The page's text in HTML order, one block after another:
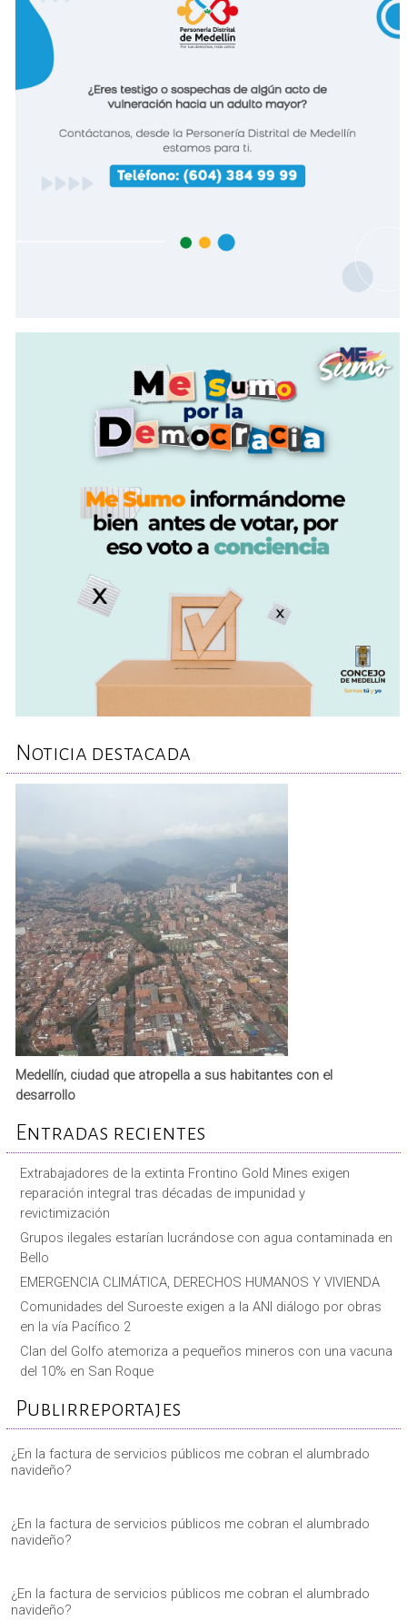
Noticia destacada
Medellín, ciudad que atropella a sus habitantes con el
desarrollo
Entradas recientes
Extrabajadores de la extinta Frontino Gold Mines exigen
reparación integral tras décadas de impunidad y
revictimización
Grupos ilegales estarían lucrándose con agua contaminada en
Bello
EMERGENCIA CLIMÁTICA, DERECHOS HUMANOS Y VIVIENDA
Comunidades del Suroeste exigen a la ANI diálogo por obras
en la vía Pacífico 2
Clan del Golfo atemoriza a pequeños mineros con una vacuna
del 10% en San Roque
Publirreportajes
¿En la factura de servicios públicos me cobran el alumbrado
navideño?
¿En la factura de servicios públicos me cobran el alumbrado
navideño?
¿En la factura de servicios públicos me cobran el alumbrado
navideño?